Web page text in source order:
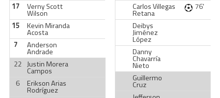
17
Verny Scott
Wilson
15
Kevin Miranda
Acosta
7
Anderson
Andrade
22 Justin Morera
Campos
6
Erikson Arias
Rodríguez
Carlos Villegas
Retana
76'
Deibys
Jiménez
López
Danny
Chavarría
Nieto
Guillermo
Cruz